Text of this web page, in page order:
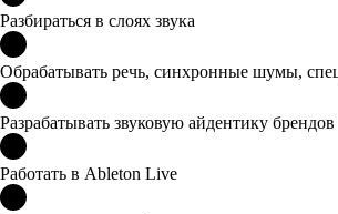
Разбираться в слоях звука
Обрабатывать речь, синхронные шумы,
Разрабатывать звуковую айдентику брендов
Работать в Ableton Live